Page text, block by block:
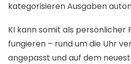
kategorisieren Ausgaben
KI kann somit als persönlicher
fungieren – rund um die Uhr
angepasst und auf dem